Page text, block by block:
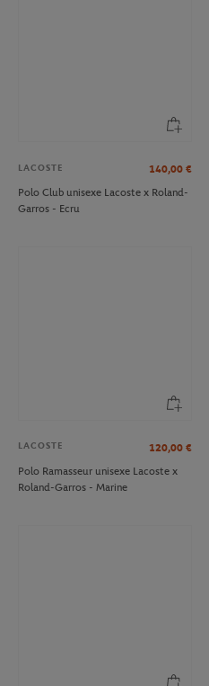
LACOSTE 140,00 €
Polo Club unisexe Lacoste x Roland-
Garros - Ecru
LACOSTE 120,00 €
Polo Ramasseur unisexe Lacoste x
Roland-Garros - Marine